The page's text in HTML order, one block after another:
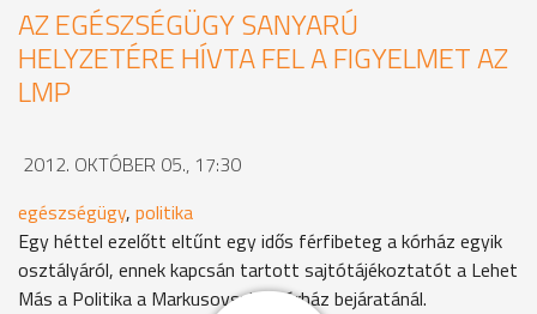
AZ EGÉSZSÉGÜGY SANYARÚ
HELYZETÉRE HÍVTA FEL A FIGYELMET AZ
LMP
2012. OKTÓBER 05., 17:30
egészségügy, politika
Egy héttel ezelőtt eltűnt egy idős férfibeteg a kórház egyik
osztályáról, ennek kapcsán tartott sajtótájékoztatót a Lehet
Más a Politika a Markusovszky-kórház bejáratánál.